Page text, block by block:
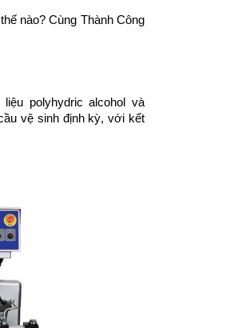
nào? Cùng Thành Công
polyhydric alcohol và
vệ sinh định kỳ, với kết